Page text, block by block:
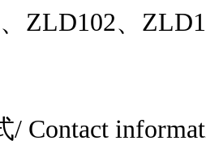
ZLD102、
/ Contact